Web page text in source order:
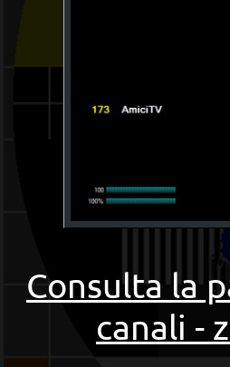
Consulta la
canali -